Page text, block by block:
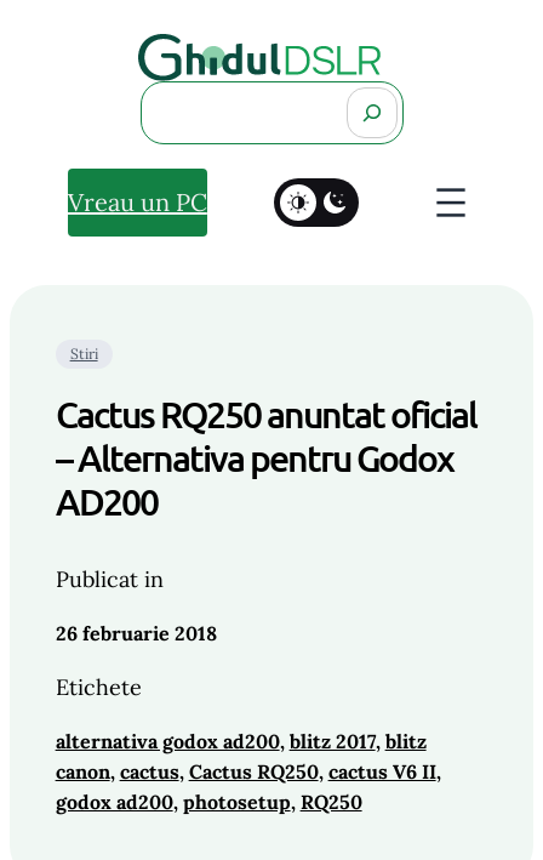
Search
Vreau un PC
Stiri
Cactus RQ250 anuntat oficial
– Alternativa pentru Godox
AD200
Publicat in
26 februarie 2018
Etichete
alternativa godox ad200, blitz 2017, blitz
canon, cactus, Cactus RQ250, cactus V6 II ,
godox ad200, photosetup, RQ250